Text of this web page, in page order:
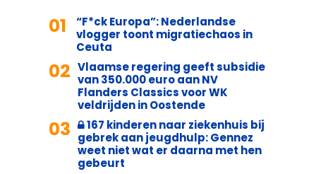
01
“F*ck Europa”: Nederlandse
vlogger toont migratiechaos in
Ceuta
02 Vlaamse regering geeft subsidie
van 350.000 euro aan NV
Flanders Classics voor WK
veldrijden in Oostende
03
167 kinderen naar ziekenhuis bij
gebrek aan jeugdhulp: Gennez
weet niet wat er daarna met hen
gebeurt